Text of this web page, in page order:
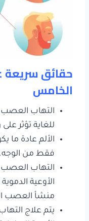
حقائق سريعة
الخامس
التهاب
للغاية تؤثر
الألم عادة ما
فقط من الوجه.
التهاب
الأوعية
منشأ العصب
يتم علاج